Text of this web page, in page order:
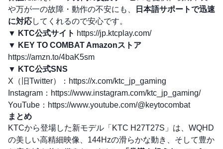
や万が一の故障・動作の不安にも、
日本語サポートで迅速
に対応してくれるので安心です。
▼ KTC公式サイト https://jp.ktcplay.com/
▼ KEY TO COMBAT Amazonストア
https://amzn.to/4baK5sm
▼ KTC公式SNS
X（旧Twitter）： https://x.com/ktc_jp_gaming
Instagram： https://www.instagram.com/ktc_jp_gaming/
YouTube： https://www.youtube.com/@keytocombat
まとめ
KTCから登場した新モデル「KTC H27T27S」は、WQHD
の美しい高精細映像、144Hzの滑らかな動き、そして豊か